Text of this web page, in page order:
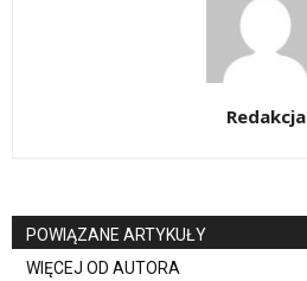
Redakcja
POWIĄZANE ARTYKUŁY
WIĘCEJ OD AUTORA